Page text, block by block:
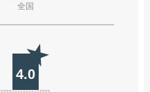
全国
4.0